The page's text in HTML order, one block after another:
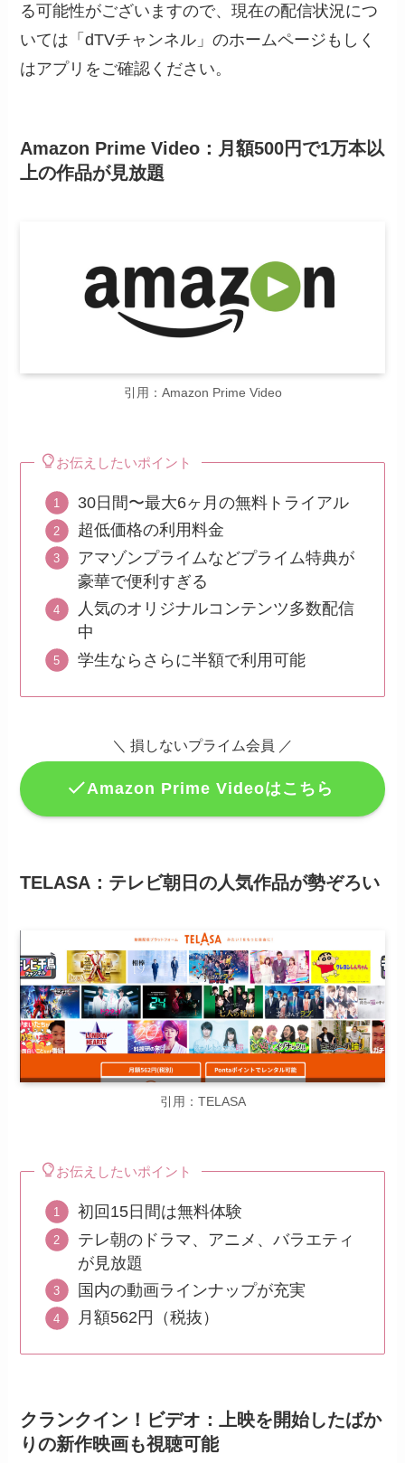
る可能性がございますので、現在の配信状況につ
いては「dTVチャンネル」のホームページもしく
はアプリをご確認ください。
Amazon Prime Video：月額500円で1万本以
上の作品が見放題
引用：Amazon Prime Video
お伝えしたいポイント
30日間〜最大6ヶ月の無料トライアル
超低価格の利用料金
アマゾンプライムなどプライム特典が
豪華で便利すぎる
人気のオリジナルコンテンツ多数配信
中
学生ならさらに半額で利用可能
＼ 損しないプライム会員 ／
Amazon Prime Videoはこちら
TELASA：テレビ朝日の人気作品が勢ぞろい
引用：TELASA
お伝えしたいポイント
初回15日間は無料体験
テレ朝のドラマ、アニメ、バラエティ
が見放題
国内の動画ラインナップが充実
月額562円（税抜）
クランクイン！ビデオ：上映を開始したばか
りの新作映画も視聴可能